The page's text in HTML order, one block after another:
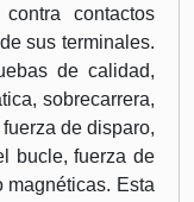
contactos
sus terminales.
de calidad,
sobrecarrera,
de disparo,
bucle, fuerza de
magnéticas. Esta